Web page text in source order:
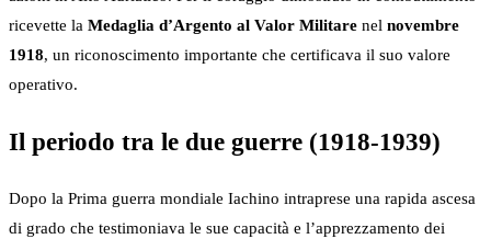
ricevette la Medaglia d’Argento al Valor Militare nel novembre
1918, un riconoscimento importante che certificava il suo valore
operativo.
Il periodo tra le due guerre (1918-1939)
Dopo la Prima guerra mondiale Iachino intraprese una rapida ascesa
di grado che testimoniava le sue capacità e l’apprezzamento dei